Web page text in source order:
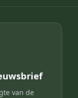
van de